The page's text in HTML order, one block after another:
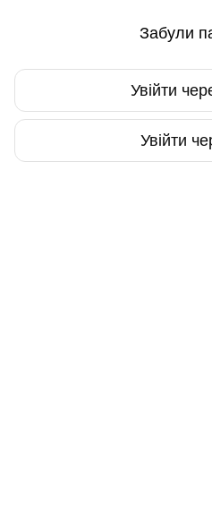
Забули
Увійти
Увійти